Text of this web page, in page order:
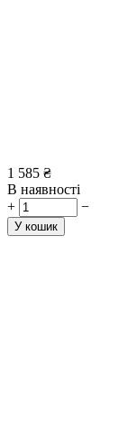
1 585 ₴
В наявності
+
−
У кошик